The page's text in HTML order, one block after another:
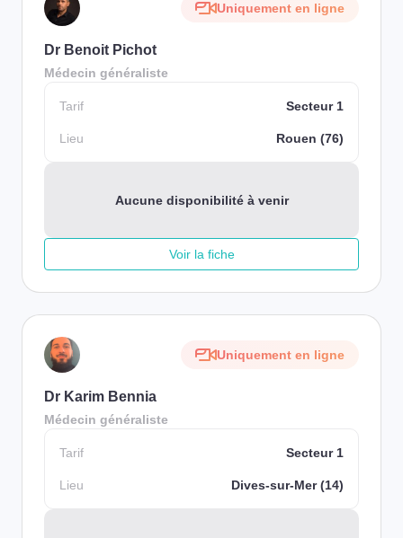
Uniquement en ligne
Dr Benoit Pichot
Médecin généraliste
Tarif Secteur 1
Lieu Rouen (76)
Aucune disponibilité à venir
Voir la fiche
Uniquement en ligne
Dr Karim Bennia
Médecin généraliste
Tarif Secteur 1
Lieu Dives-sur-Mer (14)